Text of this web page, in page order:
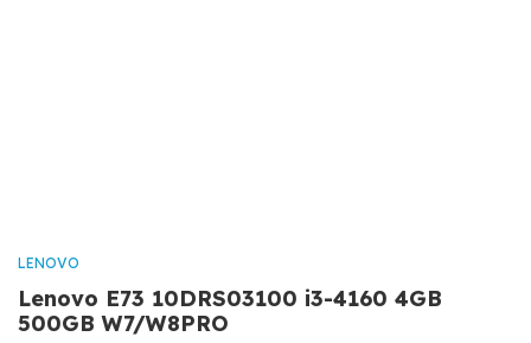
LENOVO
Lenovo E73 10DRS03100 i3-4160 4GB
500GB W7/W8PRO